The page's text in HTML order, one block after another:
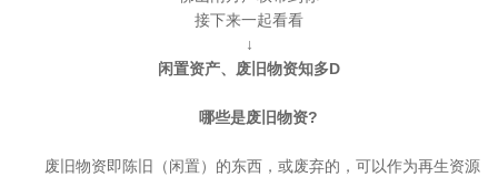
接下来一起看看
↓
闲置资产、废旧物资知多D
哪些是废旧物资?
废旧物资即陈旧（闲置）的东西，或废弃的，可以作为再生资源